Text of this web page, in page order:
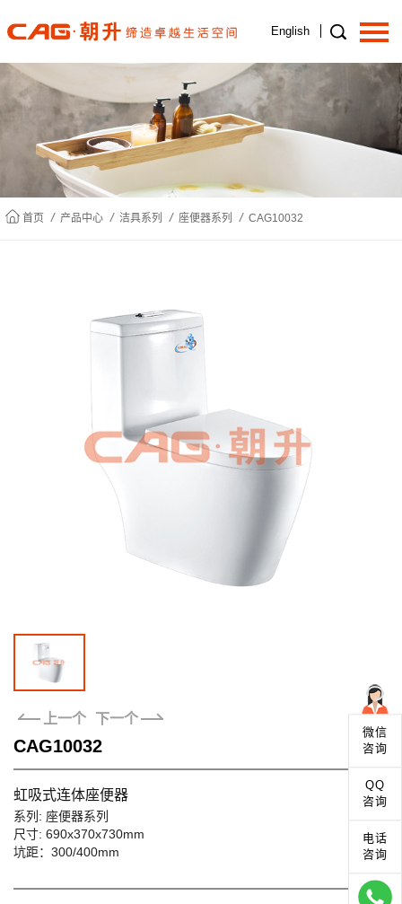
首页
关于我们
新闻中心
全国专卖店
English
首页 / 产品中心 / 洁具系列 / 座便器系列 / CAG10032
上一个 下一个
CAG10032
虹吸式连体座便器
系列: 座便器系列
尺寸: 690x370x730mm
坑距：300/400mm
微信
咨询
QQ
咨询
电话
咨询